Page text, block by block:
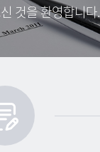
것을 환영합니다.